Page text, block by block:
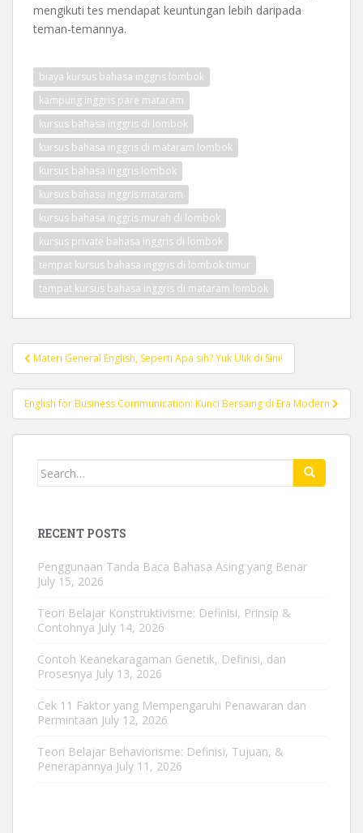
mengikuti tes mendapat keuntungan lebih daripada
teman-temannya.
biaya kursus bahasa inggris lombok
kampung inggris pare mataram
kursus bahasa inggris di lombok
kursus bahasa inggris di mataram lombok
kursus bahasa inggris lombok
kursus bahasa inggris mataram
kursus bahasa inggris murah di lombok
kursus private bahasa inggris di lombok
tempat kursus bahasa inggris di lombok timur
tempat kursus bahasa inggris di mataram lombok
Post
navigation
Materi General English, Seperti Apa sih? Yuk Ulik di Sini!
English for Business Communication: Kunci Bersaing di Era Modern
Search
RECENT POSTS
Penggunaan Tanda Baca Bahasa Asing yang Benar
July 15, 2026
Teori Belajar Konstruktivisme: Definisi, Prinsip &
Contohnya July 14, 2026
Contoh Keanekaragaman Genetik, Definisi, dan
Prosesnya July 13, 2026
Cek 11 Faktor yang Mempengaruhi Penawaran dan
Permintaan July 12, 2026
Teori Belajar Behaviorisme: Definisi, Tujuan, &
Penerapannya July 11, 2026